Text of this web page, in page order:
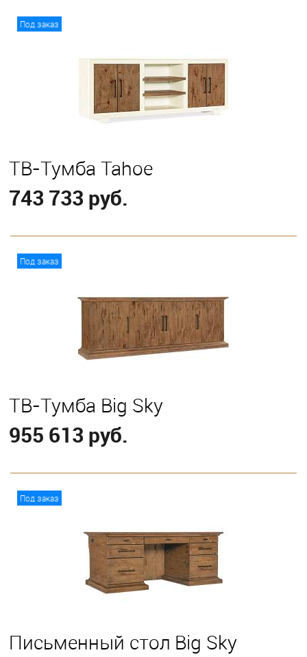
Под заказ
ТВ-Тумба Tahoe
743 733 руб.
Под заказ
ТВ-Тумба Big Sky
955 613 руб.
Под заказ
Письменный стол Big Sky